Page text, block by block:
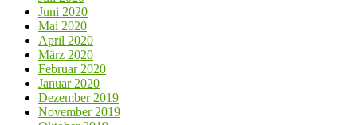
Juni 2020
Mai 2020
April 2020
März 2020
Februar 2020
Januar 2020
Dezember 2019
November 2019